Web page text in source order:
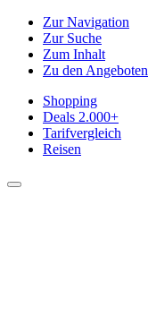
Zur Navigation
Zur Suche
Zum Inhalt
Zu den Angeboten
Shopping
Deals 2.000+
Tarifvergleich
Reisen